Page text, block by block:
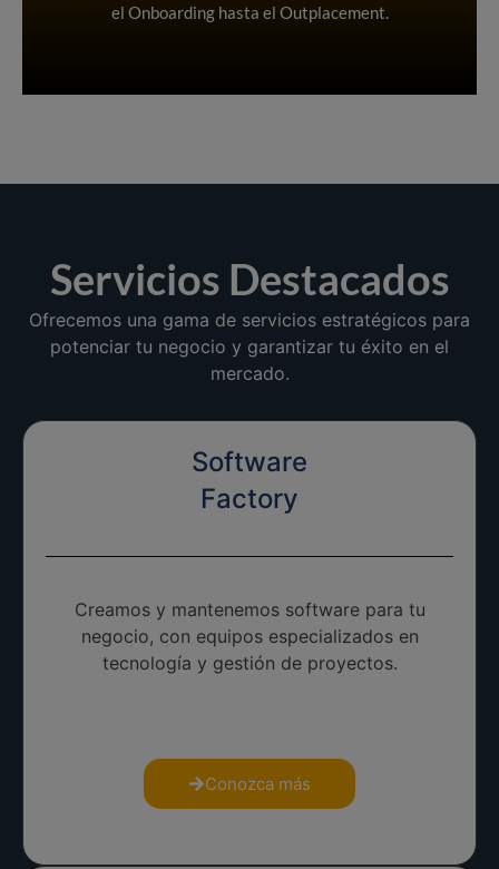
el Onboarding hasta el Outplacement.
Servicios Destacados
Ofrecemos una gama de servicios estratégicos para
potenciar tu negocio y garantizar tu éxito en el
mercado.
Software
Factory
Creamos y mantenemos software para tu
negocio, con equipos especializados en
tecnología y gestión de proyectos.
Conozca más